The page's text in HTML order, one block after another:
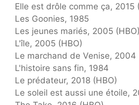
Elle est drôle comme ça, 2015
Les Goonies, 1985
Les jeunes mariés, 2005 (HBO)
L'île, 2005 (HBO)
Le marchand de Venise, 2004
L'histoire sans fin, 1984
Le prédateur, 2018 (HBO)
Le soleil est aussi une étoile,